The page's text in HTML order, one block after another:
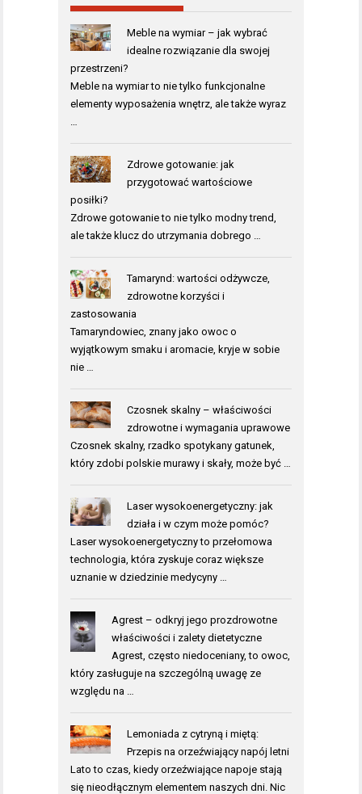
Meble na wymiar – jak wybrać
idealne rozwiązanie dla swojej
przestrzeni?
Meble na wymiar to nie tylko funkcjonalne
elementy wyposażenia wnętrz, ale także wyraz
…
Zdrowe gotowanie: jak
przygotować wartościowe
posiłki?
Zdrowe gotowanie to nie tylko modny trend,
ale także klucz do utrzymania dobrego …
Tamarynd: wartości odżywcze,
zdrowotne korzyści i
zastosowania
Tamaryndowiec, znany jako owoc o
wyjątkowym smaku i aromacie, kryje w sobie
nie …
Czosnek skalny – właściwości
zdrowotne i wymagania uprawowe
Czosnek skalny, rzadko spotykany gatunek,
który zdobi polskie murawy i skały, może być …
Laser wysokoenergetyczny: jak
działa i w czym może pomóc?
Laser wysokoenergetyczny to przełomowa
technologia, która zyskuje coraz większe
uznanie w dziedzinie medycyny …
Agrest – odkryj jego prozdrowotne
właściwości i zalety dietetyczne
Agrest, często niedoceniany, to owoc,
który zasługuje na szczególną uwagę ze
względu na …
Lemoniada z cytryną i miętą:
Przepis na orzeźwiający napój letni
Lato to czas, kiedy orzeźwiające napoje stają
się nieodłącznym elementem naszych dni. Nic